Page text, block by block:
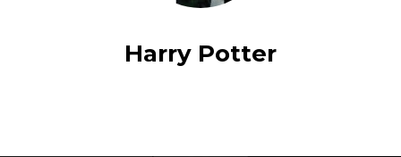
Harry Potter